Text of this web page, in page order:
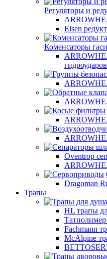
Регуляторы и
Elsen
Коменсаторы
гидроударов
Oventrop
Dragoman
Трапы
HL трапы
Fachmann
McAlpine